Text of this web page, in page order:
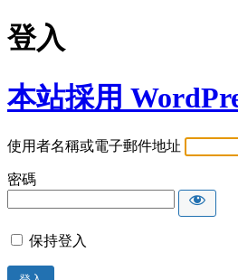
登入
本站採用
使用者名稱或電子郵件地址
密碼
保持登入